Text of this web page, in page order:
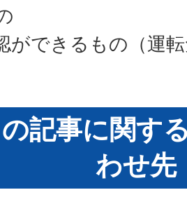
ができるもの（運
記事に関す
わせ先